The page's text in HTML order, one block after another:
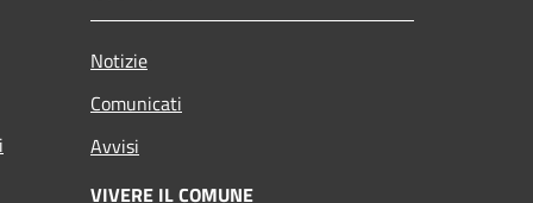
Notizie
Comunicati
Avvisi
VIVERE IL COMUNE